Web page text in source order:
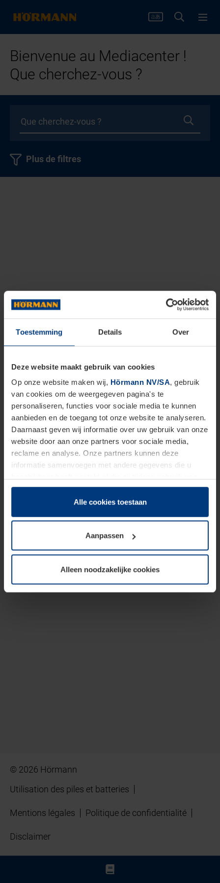
Toestemming Details Over
Deze website maakt gebruik van cookies
Op onze website maken wij, Hörmann NV/SA, gebruik
van cookies om de weergegeven pagina's te
personaliseren, functies voor sociale media te kunnen
aanbieden en de toegang tot onze website te analyseren.
Daarnaast geven wij informatie over uw gebruik van onze
website door aan onze partners voor sociale media,
reclame en analyse. Onze partners kunnen deze
informatie samenvoegen met andere gegevens die u
hun diensten hebben verzameld.
Juridisch hebben wij het recht om cookies op uw
van deze pagina's absoluut vereist is. Voor alle andere
soorten cookies is uw toestemming benodigd. Uw
toestemming kunt u op elk moment bij de uitleg van de
wijzigen of herroepen.
Alle cookies toestaan
Aanpassen
Alleen noodzakelijke cookies
Bienvenue au Mediacenter !
Que cherchez-vous ?
Plus de filtres
© 2026 Hörmann
Utilisation des piles et batteries
Mentions légales Politique de confidentialité
Disclaimer